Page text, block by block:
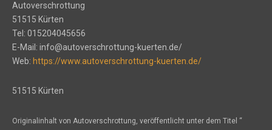
Autoverschrottung
51515 Kürten
Tel: 015204045656
E-Mail: info@autoverschrottung-kuerten.de/
Web: https://www.autoverschrottung-kuerten.de/
51515 Kürten
Originalinhalt von Autoverschrottung, veröffentlicht unter dem Titel “